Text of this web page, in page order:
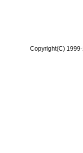
Copyright(C)